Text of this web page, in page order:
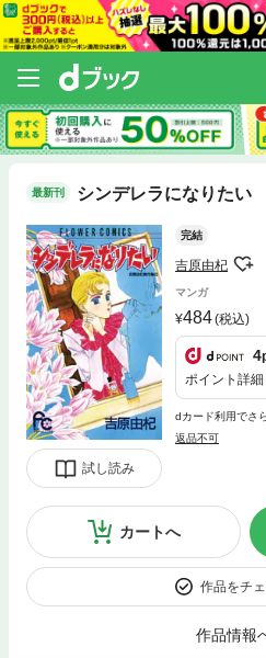
最新刊 シンデレラになりたい
試し読み
完結
吉原由杞
マンガ
484(税込)
4
ポイント詳細
dカード利用でさ
返品不可
カートへ
作品をチ
作品情報